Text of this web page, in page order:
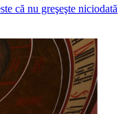
că nu greşeşte niciodată